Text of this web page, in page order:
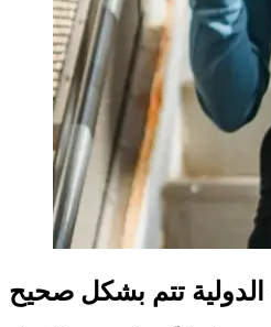
الدولية تتم بشكل صحيح